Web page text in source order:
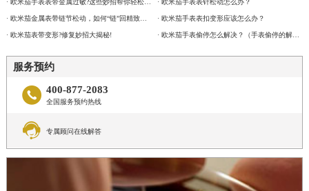
· 欧米茄手表表带金属过敏?这些妙招帮你轻松解决
· 欧米茄金属表带链节松动，如何“链”回精致时光?
· 欧米茄表带变形?修复妙招大揭秘!
· 欧米茄手表表针松动怎么办？
· 欧米茄手表表扣变形应该怎么办？
服务预约
 400-877-2083
全国服务预约热线
 专属顾问在线解答